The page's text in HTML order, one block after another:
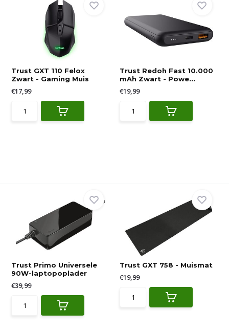
Trust GXT 110 Felox
Zwart - Gaming Muis
€17,99
Trust Redoh Fast 10.000
mAh Zwart - Powe...
€19,99
Trust Primo Universele
90W-laptopoplader
€39,99
Trust GXT 758 - Muismat
€19,99